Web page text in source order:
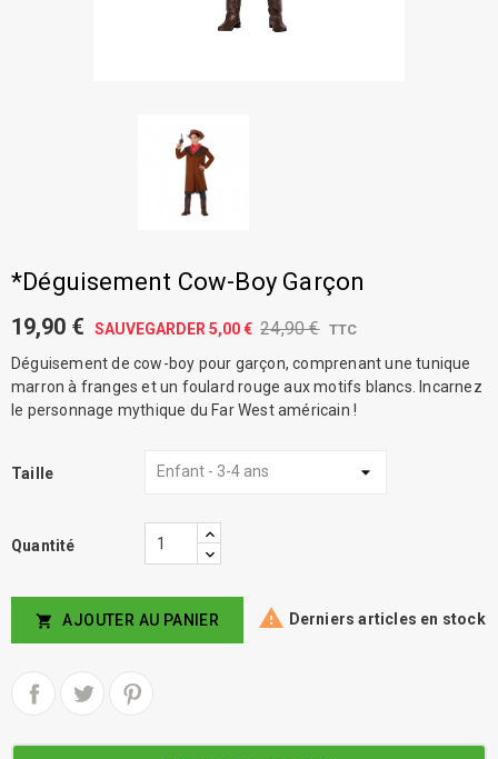
*Déguisement Cow-Boy Garçon
19,90 € SAUVEGARDER 5,00 € 24,90 € TTC
Déguisement de cow-boy pour garçon, comprenant une tunique
marron à franges et un foulard rouge aux motifs blancs. Incarnez
le personnage mythique du Far West américain !
Taille
Quantité
 AJOUTER AU PANIER  Derniers articles en stock